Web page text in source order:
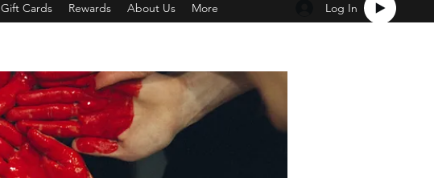
Gift Cards Rewards About Us More Log In